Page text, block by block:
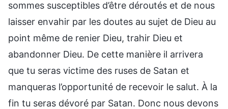
sommes susceptibles d’être déroutés et de nous
laisser envahir par les doutes au sujet de Dieu au
point même de renier Dieu, trahir Dieu et
abandonner Dieu. De cette manière il arrivera
que tu seras victime des ruses de Satan et
manqueras l’opportunité de recevoir le salut. À la
fin tu seras dévoré par Satan. Donc nous devons